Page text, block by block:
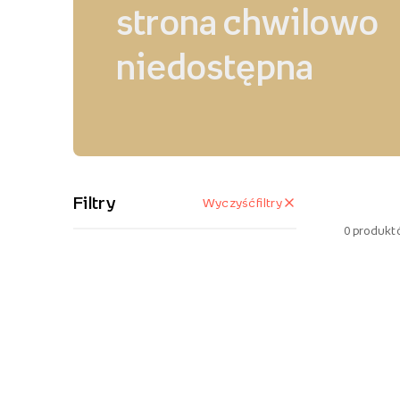
strona chwilowo
niedostępna
Filtry Wyczyść filtry
0